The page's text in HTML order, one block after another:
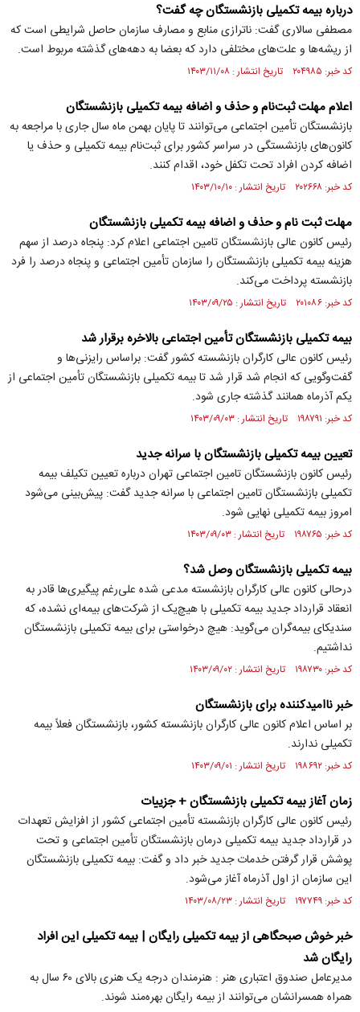
درباره بیمه تکمیلی بازنشستگان چه گفت؟
مصطفی سالاری گفت: ناترازی منابع و مصارف سازمان حاصل شرایطی است که
از ریشه‌ها و علت‌های مختلفی دارد که بعضا به دهه‌های گذشته مربوط است.
کد خبر: ۲۰۴۹۸۵ تاریخ انتشار : ۱۴۰۳/۱۱/۰۸
اعلام مهلت ثبت‌نام و حذف و اضافه بیمه تکمیلی بازنشستگان
بازنشستگان تأمین اجتماعی می‌توانند تا پایان بهمن ماه سال جاری با مراجعه به
کانون‌های بازنشستگی در سراسر کشور برای ثبت‌نام بیمه تکمیلی و حذف یا
اضافه کردن افراد تحت تکفل خود، اقدام کنند.
کد خبر: ۲۰۲۶۶۸ تاریخ انتشار : ۱۴۰۳/۱۰/۱۰
مهلت ثبت نام و حذف و اضافه بیمه تکمیلی بازنشستگان
رئیس کانون عالی بازنشستگان تامین اجتماعی اعلام کرد: پنجاه درصد از سهم
هزینه بیمه تکمیلی بازنشستگان را سازمان تأمین ‌اجتماعی و پنجاه درصد را فرد
بازنشسته پرداخت می‌کند.
کد خبر: ۲۰۱۰۸۶ تاریخ انتشار : ۱۴۰۳/۰۹/۲۵
بیمه تکمیلی بازنشستگان تأمین اجتماعی بالاخره برقرار شد
رئیس کانون عالی کارگران بازنشسته کشور گفت: براساس رایزنی‌ها و
گفت‌وگویی که انجام شد قرار شد تا بیمه تکمیلی بازنشستگان تأمین اجتماعی از
یکم آذرماه همانند گذشته جاری شود.
کد خبر: ۱۹۸۷۹۱ تاریخ انتشار : ۱۴۰۳/۰۹/۰۳
تعیین بیمه تکمیلی بازنشستگان با سرانه جدید
رئیس کانون بازنشستگان تامین اجتماعی تهران درباره تعیین تکیلف بیمه
تکمیلی بازنشستگان تامین اجتماعی با سرانه جدید گفت: پیش‌بینی می‌شود
امروز بیمه تکمیلی نهایی شود.
کد خبر: ۱۹۸۷۶۵ تاریخ انتشار : ۱۴۰۳/۰۹/۰۳
بیمه تکمیلی بازنشستگان وصل شد؟
درحالی کانون عالی کارگران بازنشسته مدعی شده علی‌رغم پیگیری‌ها قادر به
انعقاد قرارداد جدید بیمه تکمیلی با هیچ‌یک از شرکت‌های بیمه‌ای نشده، که
سندیکای بیمه‌گران می‌گوید: هیچ درخواستی برای بیمه تکمیلی بازنشستگان
نداشتیم.
کد خبر: ۱۹۸۷۳۰ تاریخ انتشار : ۱۴۰۳/۰۹/۰۲
خبر ناامیدکننده برای بازنشستگان
بر اساس اعلام کانون عالی کارگران بازنشسته کشور، بازنشستگان فعلاً بیمه
تکمیلی ندارند.
کد خبر: ۱۹۸۶۹۲ تاریخ انتشار : ۱۴۰۳/۰۹/۰۱
زمان آغاز بیمه تکمیلی بازنشستگان + جزییات
رئیس کانون عالی کارگران بازنشسته تأمین اجتماعی کشور از افزایش تعهدات
در قرارداد جدید بیمه تکمیلی درمان بازنشستگان تأمین اجتماعی و تحت
پوشش قرار گرفتن خدمات جدید خبر داد و گفت: بیمه تکمیلی بازنشستگان
این سازمان از اول آذرماه آغاز می‌شود.
کد خبر: ۱۹۷۷۴۹ تاریخ انتشار : ۱۴۰۳/۰۸/۲۳
خبر خوش صبحگاهی از بیمه تکمیلی رایگان | بیمه تکمیلی این افراد
رایگان شد
مدیرعامل صندوق اعتباری هنر : هنرمندان درجه یک هنری بالای ۶۰ سال به
همراه همسرانشان می‌توانند از بیمه رایگان بهره‌مند شوند.